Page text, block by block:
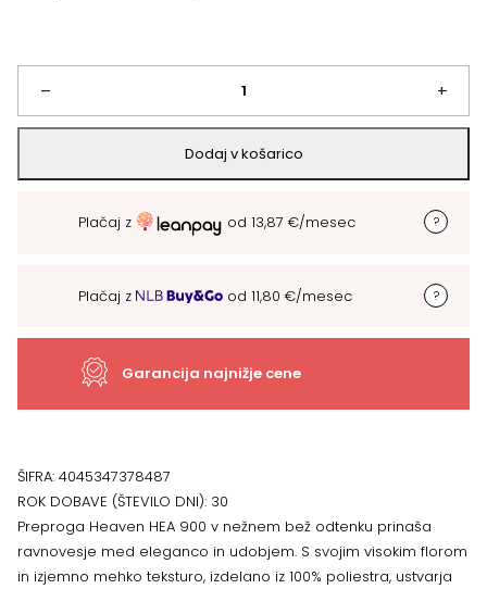
bila:
314,77 €.
283,29 €.
–
Ovalna
preproga
kosmatinec
količina
+
Dodaj v košarico
Plačaj z od 13,87 €/mesec
Plačaj z od 11,80 €/mesec
Garancija najnižje cene
ŠIFRA: 4045347378487
ROK DOBAVE (ŠTEVILO DNI): 30
Preproga Heaven HEA 900 v nežnem bež odtenku prinaša
ravnovesje med eleganco in udobjem. S svojim visokim florom
in izjemno mehko teksturo, izdelano iz 100% poliestra, ustvarja